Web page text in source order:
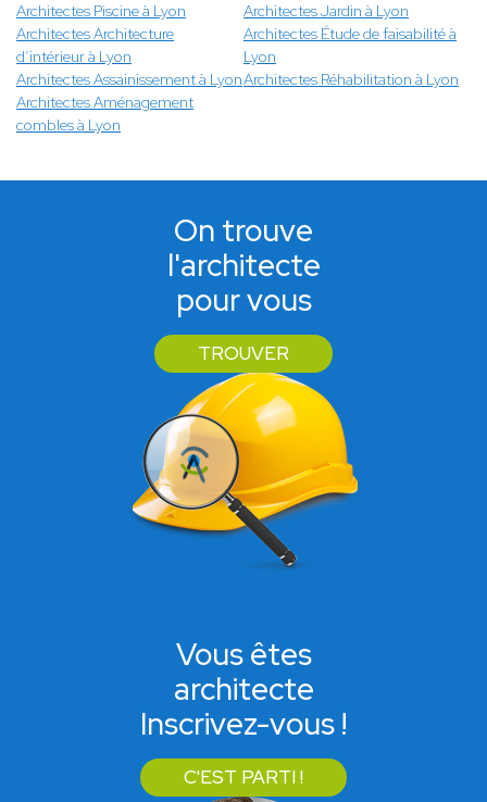
Architectes Piscine à Lyon
Architectes Jardin à Lyon
Architectes Architecture
d’intérieur à Lyon
Architectes Étude de faisabilité à
Lyon
Architectes Assainissement à LyonArchitectes Réhabilitation à Lyon
Architectes Aménagement
combles à Lyon
On trouve
l'architecte
pour vous
TROUVER
Vous êtes
architecte
Inscrivez-vous !
C'EST PARTI !